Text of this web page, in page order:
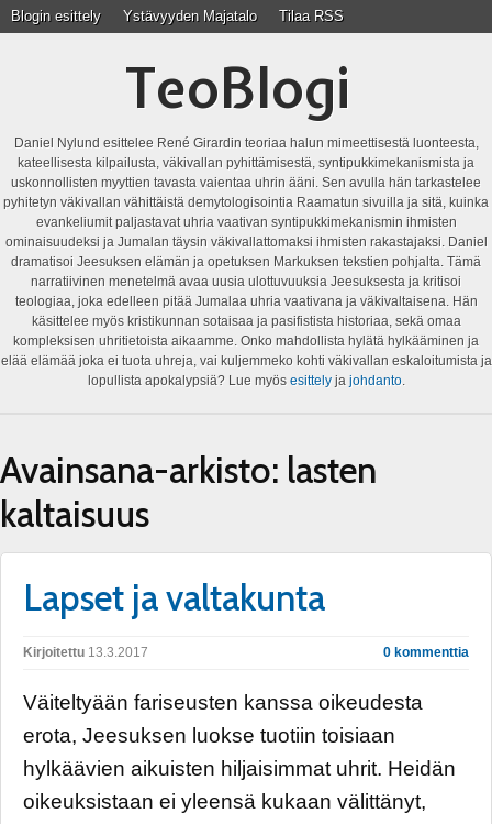
Blogin esittely Ystävyyden Majatalo Tilaa RSS
TeoBlogi
Daniel Nylund esittelee René Girardin teoriaa halun mimeettisestä luonteesta,
kateellisesta kilpailusta, väkivallan pyhittämisestä, syntipukkimekanismista ja
uskonnollisten myyttien tavasta vaientaa uhrin ääni. Sen avulla hän tarkastelee
pyhitetyn väkivallan vähittäistä demytologisointia Raamatun sivuilla ja sitä, kuinka
evankeliumit paljastavat uhria vaativan syntipukkimekanismin ihmisten
ominaisuudeksi ja Jumalan täysin väkivallattomaksi ihmisten rakastajaksi. Daniel
dramatisoi Jeesuksen elämän ja opetuksen Markuksen tekstien pohjalta. Tämä
narratiivinen menetelmä avaa uusia ulottuvuuksia Jeesuksesta ja kritisoi
teologiaa, joka edelleen pitää Jumalaa uhria vaativana ja väkivaltaisena. Hän
käsittelee myös kristikunnan sotaisaa ja pasifistista historiaa, sekä omaa
kompleksisen uhritietoista aikaamme. Onko mahdollista hylätä hylkääminen ja
elää elämää joka ei tuota uhreja, vai kuljemmeko kohti väkivallan eskaloitumista ja
lopullista apokalypsiä? Lue myös esittelyja johdanto.
Avainsana-arkisto: lasten
kaltaisuus
Lapset ja valtakunta
Kirjoitettu 13.3.2017 0 kommenttia
Väiteltyään fariseusten kanssa oikeudesta
erota, Jeesuksen luokse tuotiin toisiaan
hylkäävien aikuisten hiljaisimmat uhrit. Heidän
oikeuksistaan ei yleensä kukaan välittänyt,